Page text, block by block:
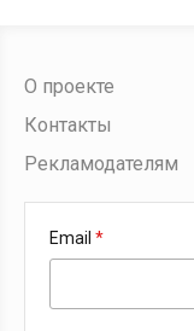
О проекте
Контакты
Рекламодателям
Email